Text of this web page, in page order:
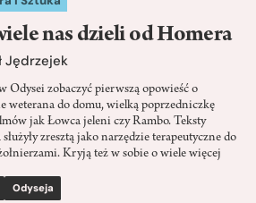
nas dzieli od Homera
Jędrzejek
Odysei zobaczyć pierwszą opowieść o
weterana do domu, wielką poprzedniczkę
jak Łowca jeleni czy Rambo. Teksty
zresztą jako narzędzie terapeutyczne do
Kryją też w sobie o wiele więcej
Odyseja